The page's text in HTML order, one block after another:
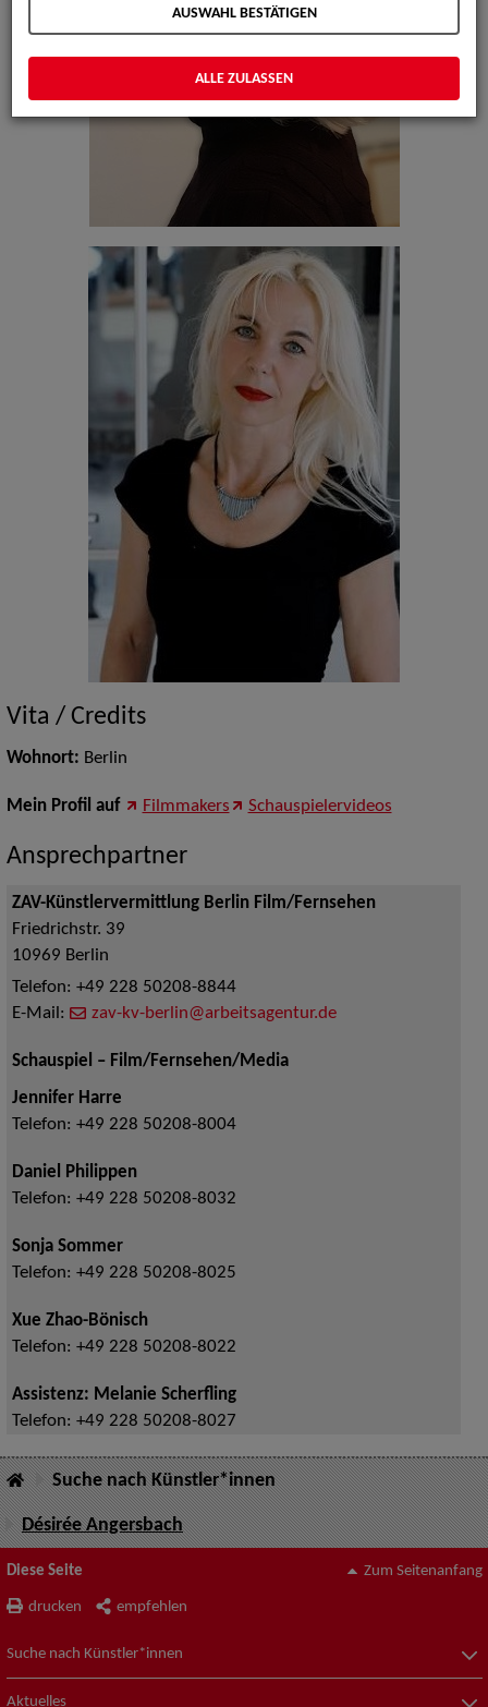
Vita / Credits
Wohnort: Berlin
Mein Profil auf Filmmakers Schauspielervideos
Ansprechpartner
ZAV-Künstlervermittlung Berlin Film/Fernsehen
Friedrichstr. 39
10969 Berlin
Telefon: +49 228 50208-8844
E-Mail:
zav-kv-berlin@arbeitsagentur.de
Schauspiel – Film/Fernsehen/Media
Jennifer Harre
Telefon: +49 228 50208-8004
Daniel Philippen
Telefon: +49 228 50208-8032
Sonja Sommer
Telefon: +49 228 50208-8025
Xue Zhao-Bönisch
Telefon: +49 228 50208-8022
Assistenz: Melanie Scherfling
Telefon: +49 228 50208-8027
Suche nach Künstler*innen
Désirée Angersbach
Diese Seite
drucken empfehlen
Zum Seitenanfang
Suche nach Künstler*innen
Aktuelles
AUSWAHL BESTÄTIGEN
ALLE ZULASSEN